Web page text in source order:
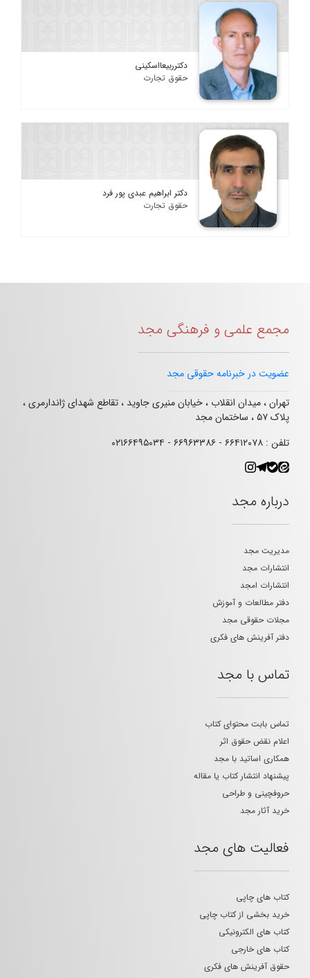
دکترربیعااسکینی
حقوق تجارت
دکتر ابراهیم عبدی پور فرد
حقوق تجارت
مجمع علمی و فرهنگی مجد
عضویت در خبرنامه حقوقی مجد
تهران ، میدان انقلاب ، خیابان منیری جاوید ، تقاطع شهدای ژاندارمری ،
پلاک ۵۷ ، ساختمان مجد
تلفن : ۶۶۴۱۲۰۷۸ - ۶۶۹۶۳۳۸۶ - ۰۲۱۶۶۴۹۵۰۳۴
درباره مجد
مدیریت مجد
انتشارات مجد
انتشارات امجد
دفتر مطالعات و آموزش
مجلات حقوقی مجد
دفتر آفرینش های فکری
تماس با مجد
تماس بابت محتوای کتاب
اعلام نقض حقوق اثر
همکاری اساتید با مجد
پیشنهاد انتشار کتاب یا مقاله
حروفچینی و طراحی
خرید آثار مجد
فعالیت های مجد
کتاب های چاپی
خرید بخشی از کتاب چاپی
کتاب های الکترونیکی
کتاب های خارجی
حقوق آفرینش های فکری